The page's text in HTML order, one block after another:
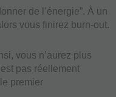
de l’énergie”. À un
vous finirez burn-out.
vous n’aurez plus
pas réellement
premier